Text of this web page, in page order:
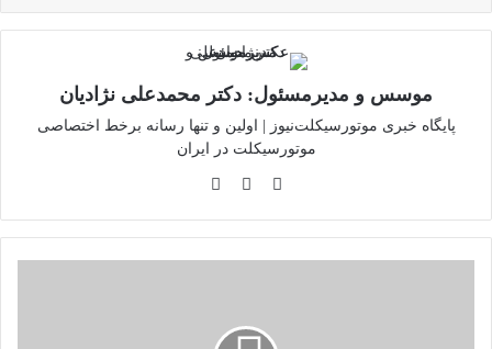
موسس و مدیرمسئول: دکتر محمدعلی نژادیان
پایگاه خبری موتورسیکلت‌نیوز | اولین و تنها رسانه برخط اختصاصی
موتورسیکلت در ایران
وبسایتلینکدین